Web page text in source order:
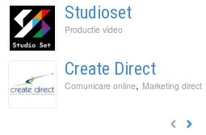
Studioset
Productie video
Create Direct
Comunicare online, Marketing direct